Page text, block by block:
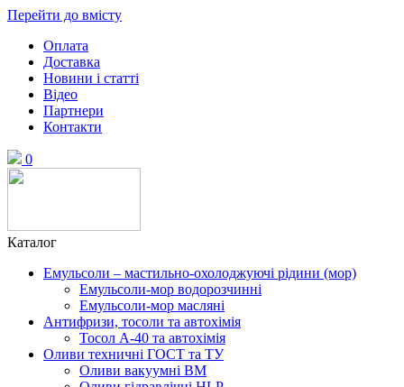
Перейти до вмісту
Оплата
Доставка
Новини і статті
Відео
Партнери
Контакти
0
Каталог
Емульсоли – мастильно-охолоджуючі рідини (мор)
Емульсоли-мор водорозчинні
Емульсоли-мор масляні
Антифризи, тосоли та автохімія
Тосол А-40 та автохімія
Оливи техничні ГОСТ та ТУ
Оливи вакуумні ВМ